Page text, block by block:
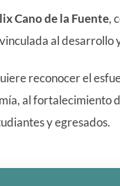
Cano de la Fuente,
al desarrollo
reconocer el
al fortalecimiento
y egresados.